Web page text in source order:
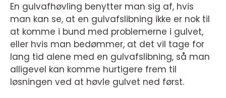
En gulvafhøvling benytter man sig af, hvis
man kan se, at en gulvafslibning ikke er nok til
at komme i bund med problemerne i gulvet,
eller hvis man bedømmer, at det vil tage for
lang tid alene med en gulvafslibning, så man
alligevel kan komme hurtigere frem til
løsningen ved at høvle gulvet ned først.